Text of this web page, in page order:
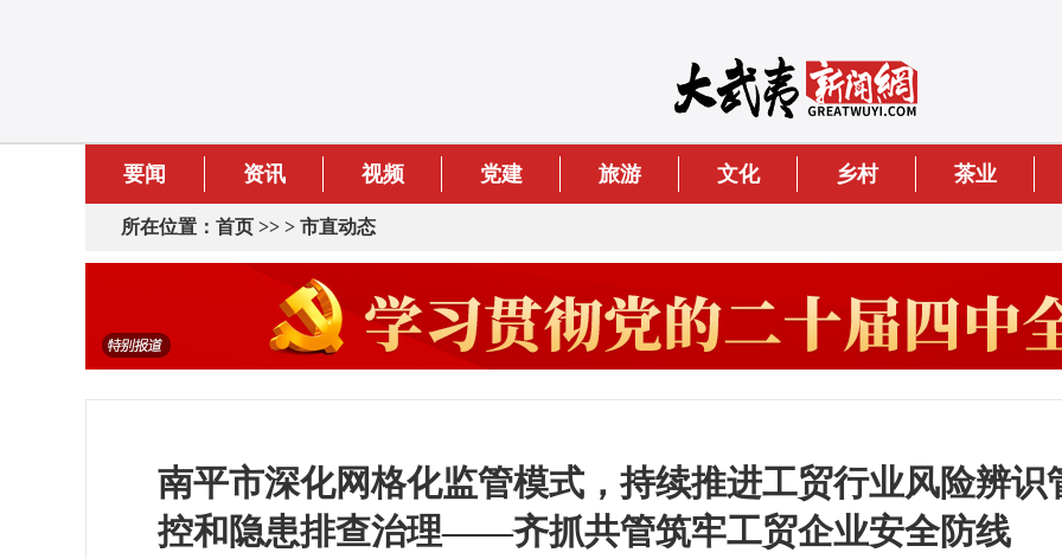
要闻 资讯 视频 党建 旅游 文化 乡村 茶业
所在位置： 首页 >> > 市直动态
南平市深化网格化监管模式，持续推进工贸行业风险辨识
控和隐患排查治理——齐抓共管筑牢工贸企业安全防线